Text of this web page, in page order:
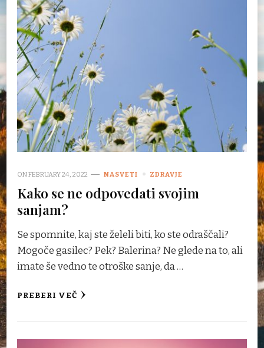
ONFEBRUARY 24, 2022 NASVETI ZDRAVJE
Kako se ne odpovedati svojim
sanjam?
Se spomnite, kaj ste želeli biti, ko ste odraščali?
Mogoče gasilec? Pek? Balerina? Ne glede na to, ali
imate še vedno te otroške sanje, da …
PREBERI VEČ